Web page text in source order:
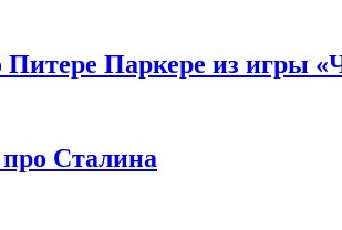
Паркере из игры
Сталина